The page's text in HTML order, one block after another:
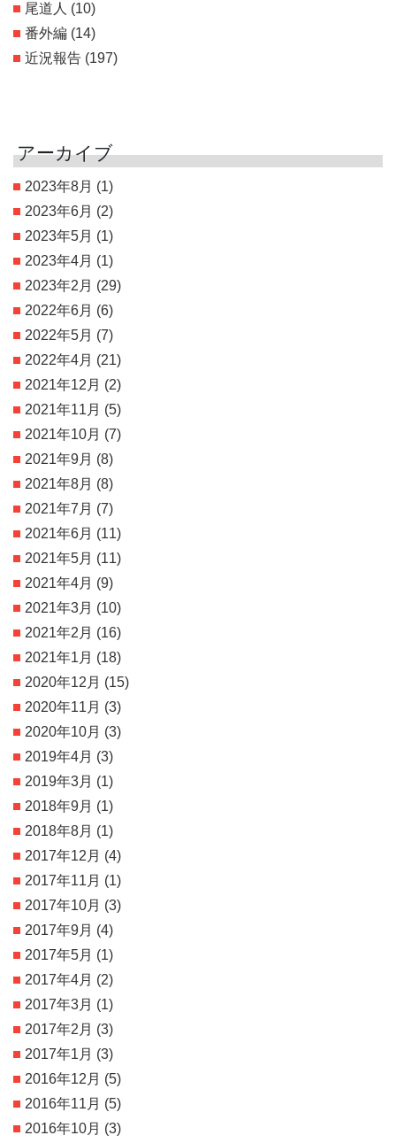
尾道人 (10)
番外編 (14)
近況報告 (197)
アーカイブ
2023年8月 (1)
2023年6月 (2)
2023年5月 (1)
2023年4月 (1)
2023年2月 (29)
2022年6月 (6)
2022年5月 (7)
2022年4月 (21)
2021年12月 (2)
2021年11月 (5)
2021年10月 (7)
2021年9月 (8)
2021年8月 (8)
2021年7月 (7)
2021年6月 (11)
2021年5月 (11)
2021年4月 (9)
2021年3月 (10)
2021年2月 (16)
2021年1月 (18)
2020年12月 (15)
2020年11月 (3)
2020年10月 (3)
2019年4月 (3)
2019年3月 (1)
2018年9月 (1)
2018年8月 (1)
2017年12月 (4)
2017年11月 (1)
2017年10月 (3)
2017年9月 (4)
2017年5月 (1)
2017年4月 (2)
2017年3月 (1)
2017年2月 (3)
2017年1月 (3)
2016年12月 (5)
2016年11月 (5)
2016年10月 (3)